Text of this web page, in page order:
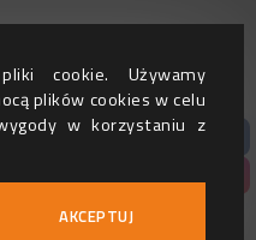
cookie. Używamy
plików cookies w celu
w korzystaniu z
AKCEPTUJ
to doskonała
betonowych. To produkt
wysokiej wytrzymałości,
właściwościami